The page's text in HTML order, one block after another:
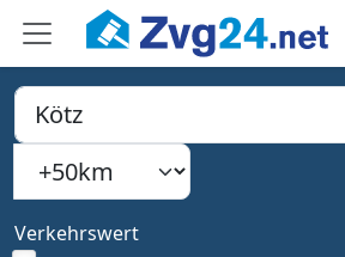
PLZ, Ort oder Bundesland
Type 1 or more characters for results.
Suchradius
Verkehrswert